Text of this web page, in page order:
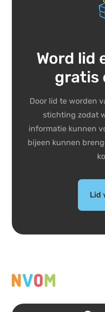
Word lid
gratis
Door lid te worden
stichting zodat
informatie kunnen
bijeen kunnen
Lid